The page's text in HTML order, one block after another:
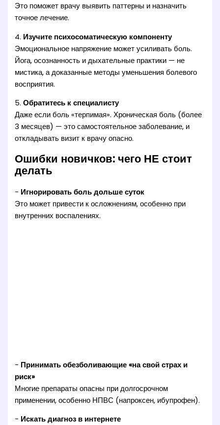
Это поможет врачу выявить паттерны и назначить
точное лечение.
4. Изучите психосоматическую компоненту
Эмоциональное напряжение может усиливать боль.
Йога, осознанность и дыхательные практики — не
мистика, а доказанные методы уменьшения болевого
восприятия.
5.Обратитесь к специалисту
Даже если боль «терпимая». Хроническая боль (более
3 месяцев) — это самостоятельное заболевание, и
откладывать визит к врачу опасно.
Ошибки новичков: чего НЕ стоит
делать
- Игнорировать боль дольше суток
Это может привести к осложнениям, особенно при
внутренних воспалениях.
- Принимать обезболивающие «на свой страх и
риск»
Многие препараты опасны при долгосрочном
применении, особенно НПВС (напроксен, ибупрофен).
- Искать диагноз в интернете